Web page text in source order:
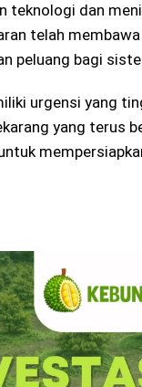
teknologi dan
telah
peluang bagi
urgensi yang
yang terus